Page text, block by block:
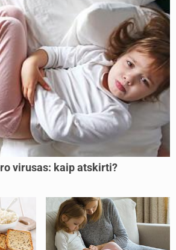
virusas: kaip atskirti?